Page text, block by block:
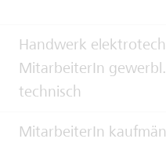
Handwerk
MitarbeiterIn
technisch
MitarbeiterIn